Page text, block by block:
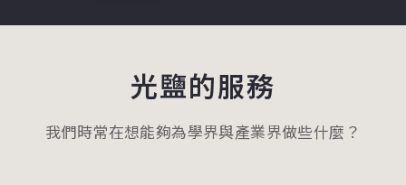
光鹽的服務
我們時常在想能夠為學界與產業界做些什麼？